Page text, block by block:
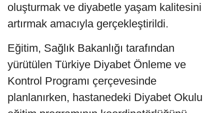
oluşturmak ve diyabetle yaşam kalitesini
artırmak amacıyla gerçekleştirildi.
Eğitim, Sağlık Bakanlığı tarafından
yürütülen Türkiye Diyabet Önleme ve
Kontrol Programı çerçevesinde
planlanırken, hastanedeki Diyabet Okulu